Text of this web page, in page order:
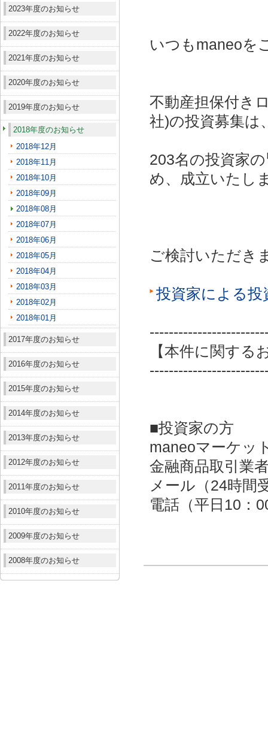
2023年度のお知らせ
2022年度のお知らせ
2021年度のお知らせ
2020年度のお知らせ
2019年度のお知らせ
2018年度のお知らせ
2018年12月
2018年11月
2018年10月
2018年09月
2018年08月
2018年07月
2018年06月
2018年05月
2018年04月
2018年03月
2018年02月
2018年01月
2017年度のお知らせ
2016年度のお知らせ
2015年度のお知らせ
2014年度のお知らせ
2013年度のお知らせ
2012年度のお知らせ
2011年度のお知らせ
2010年度のお知らせ
2009年度のお知らせ
2008年度のお知らせ
いつもmaneoを
不動産担保付き
社)の投資募集は
203名の投資家
め、成立いたし
ご検討いただき
投資家による
【本件に関する
■投資家の方
maneoマーケッ
金融商品取引業
メール（24時間
電話（平日10：